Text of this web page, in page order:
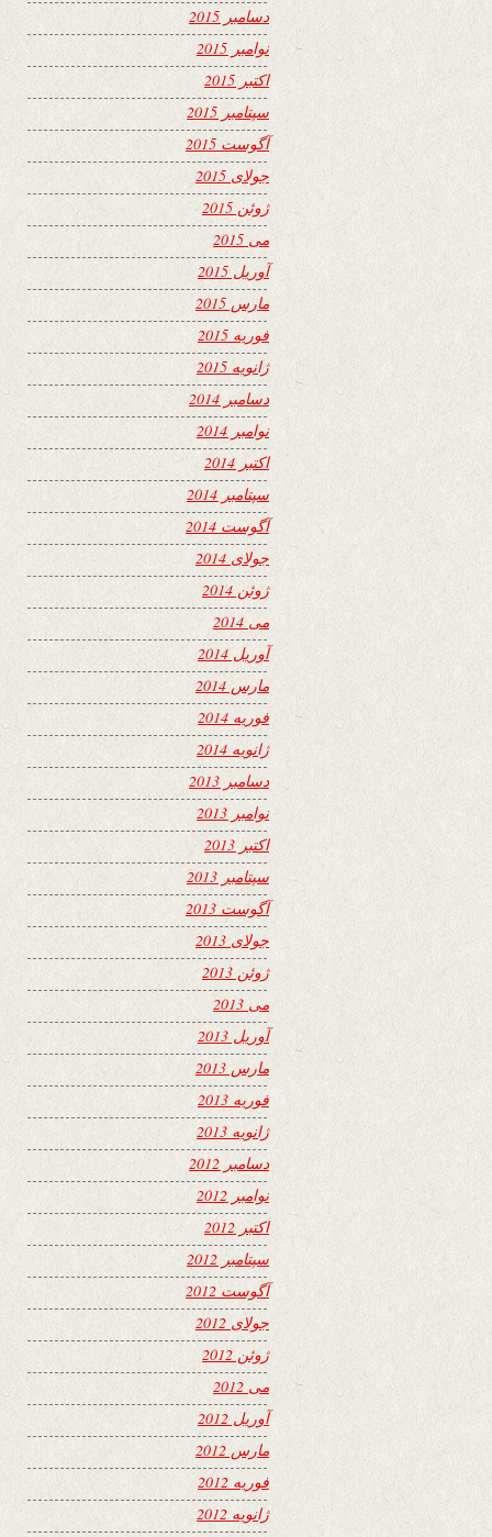
دسامبر 2015
نوامبر 2015
اکتبر 2015
سپتامبر 2015
آگوست 2015
جولای 2015
ژوئن 2015
می 2015
آوریل 2015
مارس 2015
فوریه 2015
ژانویه 2015
دسامبر 2014
نوامبر 2014
اکتبر 2014
سپتامبر 2014
آگوست 2014
جولای 2014
ژوئن 2014
می 2014
آوریل 2014
مارس 2014
فوریه 2014
ژانویه 2014
دسامبر 2013
نوامبر 2013
اکتبر 2013
سپتامبر 2013
آگوست 2013
جولای 2013
ژوئن 2013
می 2013
آوریل 2013
مارس 2013
فوریه 2013
ژانویه 2013
دسامبر 2012
نوامبر 2012
اکتبر 2012
سپتامبر 2012
آگوست 2012
جولای 2012
ژوئن 2012
می 2012
آوریل 2012
مارس 2012
فوریه 2012
ژانویه 2012